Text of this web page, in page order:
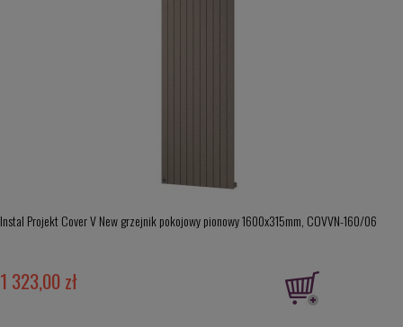
Instal Projekt Cover V New grzejnik pokojowy pionowy 1600x315mm, COVVN-160/06
1 323,00 zł